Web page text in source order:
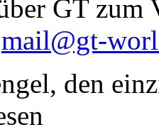
GT zum
mail@gt-
den